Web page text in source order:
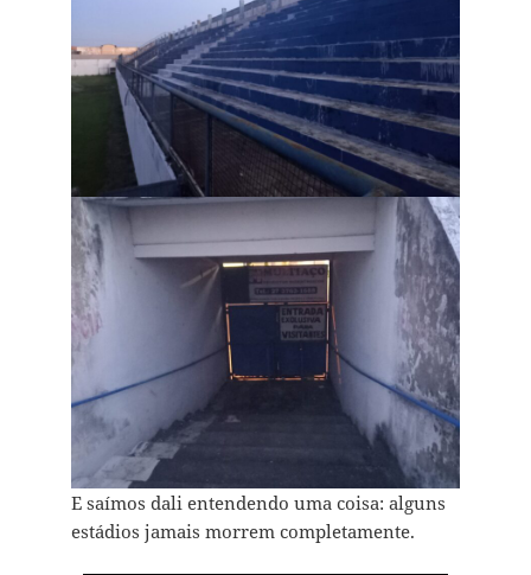
E saímos dali entendendo uma coisa: alguns
estádios jamais morrem completamente.